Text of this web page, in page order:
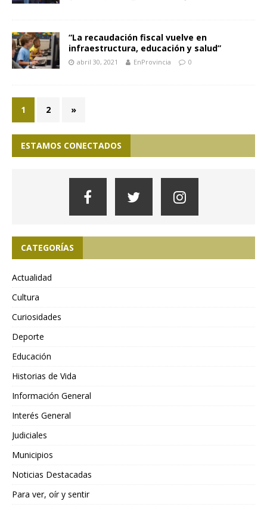
“La recaudación fiscal vuelve en
infraestructura, educación y salud”
abril 30, 2021 EnProvincia 0
1 2 »
ESTAMOS CONECTADOS
CATEGORÍAS
Actualidad
Cultura
Curiosidades
Deporte
Educación
Historias de Vida
Información General
Interés General
Judiciales
Municipios
Noticias Destacadas
Para ver, oír y sentir